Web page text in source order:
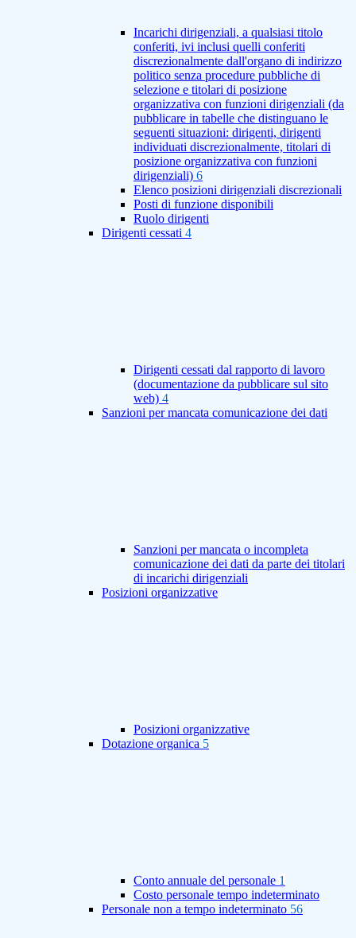
Incarichi dirigenziali, a qualsiasi titolo
conferiti, ivi inclusi quelli conferiti
discrezionalmente dall'organo di indirizzo
politico senza procedure pubbliche di
selezione e titolari di posizione
organizzativa con funzioni dirigenziali (da
pubblicare in tabelle che distinguano le
seguenti situazioni: dirigenti, dirigenti
individuati discrezionalmente, titolari di
posizione organizzativa con funzioni
dirigenziali) 6
Elenco posizioni dirigenziali discrezionali
Posti di funzione disponibili
Ruolo dirigenti
Dirigenti cessati 4
Dirigenti cessati dal rapporto di lavoro
(documentazione da pubblicare sul sito
web) 4
Sanzioni per mancata comunicazione dei dati
Sanzioni per mancata o incompleta
comunicazione dei dati da parte dei titolari
di incarichi dirigenziali
Posizioni organizzative
Posizioni organizzative
Dotazione organica 5
Conto annuale del personale 1
Costo personale tempo indeterminato
Personale non a tempo indeterminato 56